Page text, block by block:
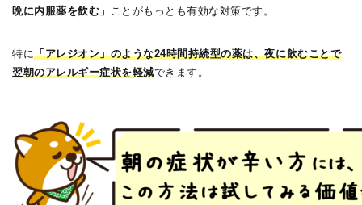
晩に内服薬を飲む」 ことがもっとも有効な対策です。
特に「アレジオン」のような24時間持続型の薬は、夜に飲むことで
翌朝のアレルギー症状を軽減できます。